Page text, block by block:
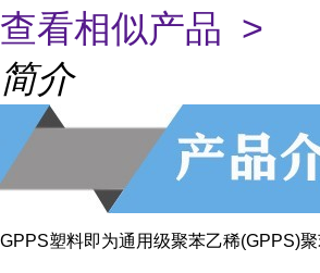
查看相似产品 >
简介
GPPS塑料即为通用级聚苯乙稀(GPPS)